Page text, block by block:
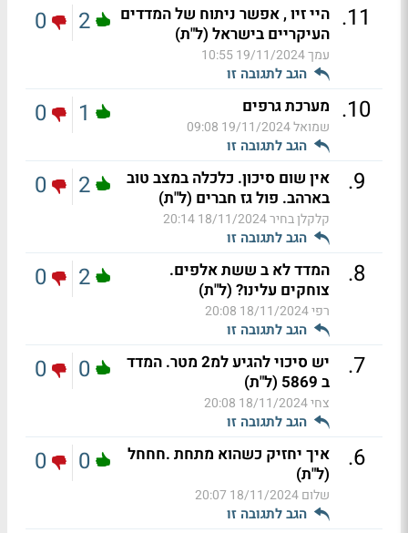
11
. היי זיו , אפשר ניתוח של המדדים
העיקריים בישראל (ל"ת)
עמך19/11/2024 10:55
הגב לתגובה זו
2
0
10
. מערכת גרפים
שמואל19/11/2024 09:08
הגב לתגובה זו
1
0
9
.
אין שום סיכון. כלכלה במצב טוב
בארהב. פול גז חברים (ל"ת)
קלקלן בחיר18/11/2024 20:14
הגב לתגובה זו
2
0
8
.
המדד לא ב ששת אלפים.
צוחקים עלינו? (ל"ת)
רפי18/11/2024 20:08
הגב לתגובה זו
2
0
7
.
יש סיכוי להגיע למ2 מטר. המדד
ב 5869 (ל"ת)
צחי18/11/2024 20:08
הגב לתגובה זו
0
0
6
.
איך יחזיק כשהוא מתחת .חחחל
(ל"ת)
שלום18/11/2024 20:07
הגב לתגובה זו
0
0